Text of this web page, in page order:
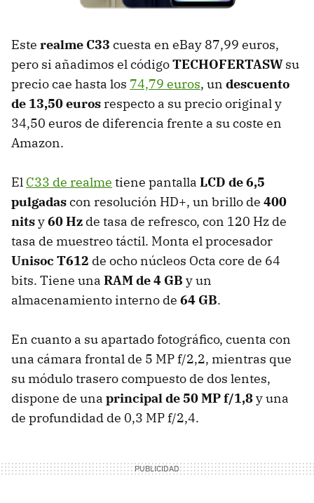
Este realme C33 cuesta en eBay 87,99 euros,
pero si añadimos el códigoTECHOFERTASWsu
precio cae hasta los 74,79 euros, un descuento
de 13,50 euros respecto a su precio original y
34,50 euros de diferencia frente a su coste en
Amazon.
El C33 de realme tiene pantalla LCD de 6,5
pulgadascon resolución HD+, un brillo de 400
nitsy60 Hz de tasa de refresco, con 120 Hz de
tasa de muestreo táctil. Monta el procesador
Unisoc T612 de ocho núcleos Octa core de 64
bits. Tiene una RAM de 4 GB y un
almacenamiento interno de 64 GB.
En cuanto a su apartado fotográfico, cuenta con
una cámara frontal de 5 MP f/2,2, mientras que
su módulo trasero compuesto de dos lentes,
dispone de una principal de 50 MP f/1,8y una
de profundidad de 0,3 MP f/2,4.